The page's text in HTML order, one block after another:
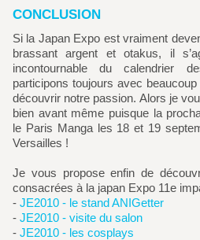
CONCLUSION
Si la Japan Expo est vraiment devenu un paquebot commercial
brassant argent et otakus, il
incontournable du calendrier
participons toujours avec
découvrir notre passion. Alors je
bien avant même puisque la
le Paris Manga les 18 et 19
Versailles !
Je vous propose enfin de
consacrées à la japan Expo 11e
- JE2010 - le stand ANIGetter
- JE2010 - visite du salon
- JE2010 - les cosplays